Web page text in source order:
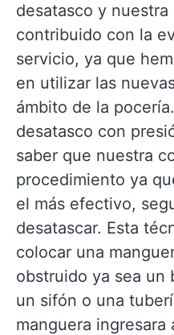
desatasco y nuestra
contribuido con la
servicio, ya que
en utilizar las
ámbito de la
desatasco con
saber que nuestra
procedimiento ya
el más efectivo,
desatascar. Esta
colocar una
obstruido ya sea un
un sifón o una
manguera ingresara